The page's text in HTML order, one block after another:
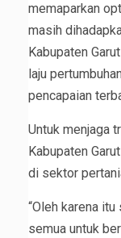
memaparkan
masih
Kabupaten
laju
pencapaian
Untuk menjaga
Kabupaten
di sektor
“Oleh karena
semua untuk